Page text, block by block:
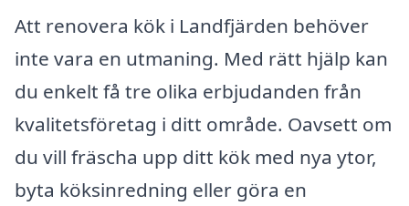
Att renovera kök i Landfjärden behöver
inte vara en utmaning. Med rätt hjälp kan
du enkelt få tre olika erbjudanden från
kvalitetsföretag i ditt område. Oavsett om
du vill fräscha upp ditt kök med nya ytor,
byta köksinredning eller göra en